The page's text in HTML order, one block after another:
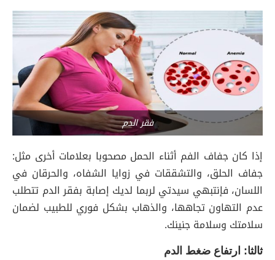
فقر الدم
إذا كان جفاف الفم أثناء الحمل مصحوبا بعلامات أخرى مثل:
جفاف الحلق، والتشققات في زوايا الشفاه، والحرقان في
اللسان، فإنتبهي سيدتي لربما لديك إصابة بفقر الدم تتطلب
عدم التهاون تجاهها، والذهاب بشكل فوري للطبيب لضمان
سلامتك وسلامة جنينك.
ثالثا: ارتفاع ضغط الدم